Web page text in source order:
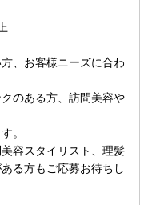
、お客様ニーズに合わ
のある方、訪問美容や
。
容スタイリスト、理髪
る方もご応募お待ちし